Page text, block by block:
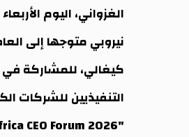
الغزواني، اليوم
نيروبي متوجها إلى
كيغالي، للمشاركة في
التنفيذيين للشركات
"Africa CEO Forum 2026".